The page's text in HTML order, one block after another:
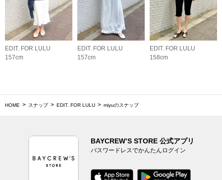
EDIT. FOR LULU
157cm
EDIT. FOR LULU
157cm
EDIT. FOR LULU
158cm
HOME スナップ EDIT. FOR LULU miyuのスナップ
BAYCREW’S STORE 公式アプリ
パスワードレスでかんたんログイン